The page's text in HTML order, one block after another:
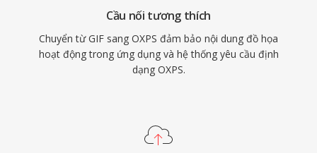
Cầu nối tương thích
Chuyển từ GIF sang OXPS đảm bảo nội dung đồ họa
hoạt động trong ứng dụng và hệ thống yêu cầu định
dạng OXPS.